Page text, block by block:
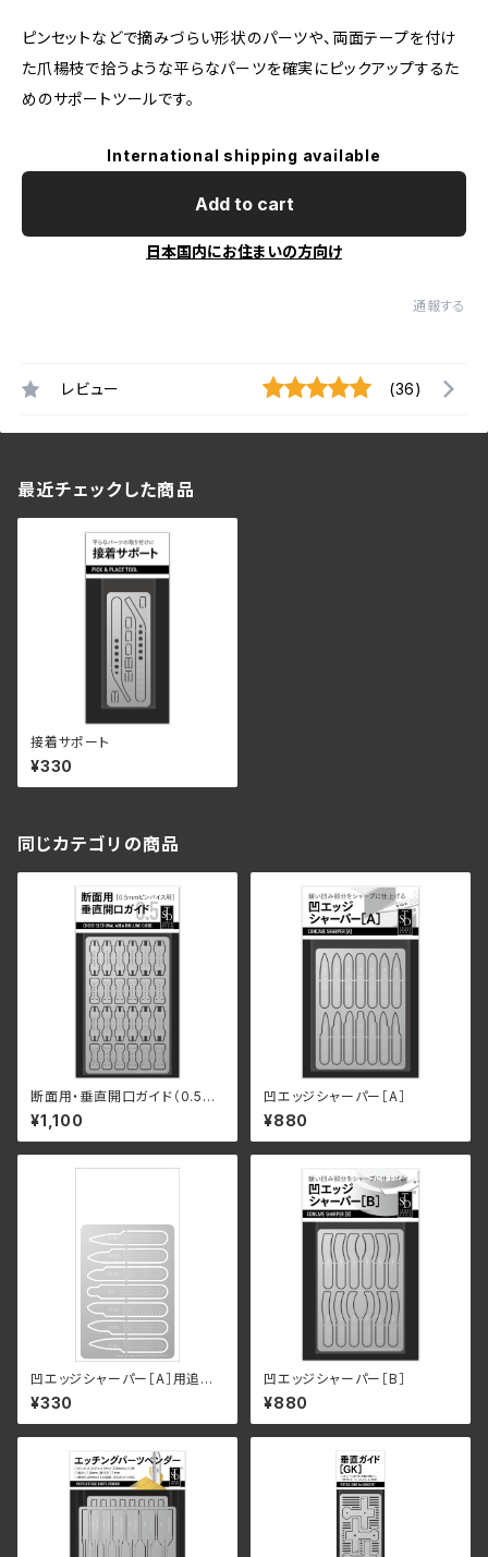
ピンセットなどで摘みづらい形状のパーツや、両面テープを付け
た爪楊枝で拾うような平らなパーツを確実にピックアップするた
めのサポートツールです。
International shipping available
Add to cart
日本国内にお住まいの方向け
通報する
レビュー (36)
最近チェックした商品
接着サポート
¥330
同じカテゴリの商品
断面用・垂直開口ガイド（0.5m
mピンバイス用）
¥1,100
凹エッジシャーパー［A］
¥880
凹エッジシャーパー［A］用追加
サポート
¥330
凹エッジシャーパー［B］
¥880